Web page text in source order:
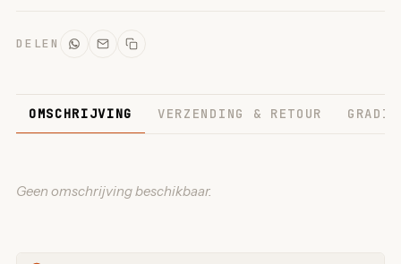
DELEN
OMSCHRIJVING VERZENDING & RETOUR
Geen omschrijving beschikbaar.